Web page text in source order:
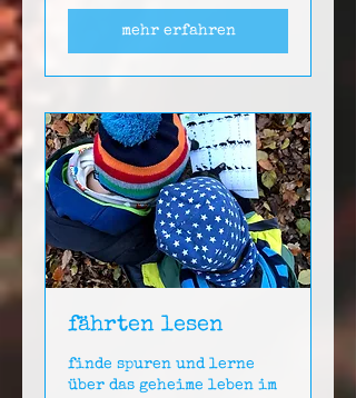
mehr erfahren
fährten lesen
finde spuren und lerne
über das geheime leben im